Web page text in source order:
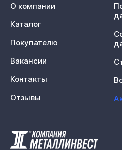
О компании
Каталог
Покупателю
Вакансии
Контакты
Отзывы